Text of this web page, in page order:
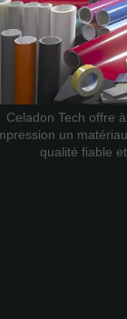
Celadon Tech offre
un
qualité fiable et